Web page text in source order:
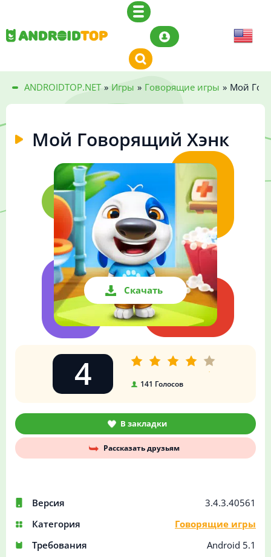
ANDROIDTOP.NET » Игры » Говорящие игры » Мой
Мой Говорящий Хэнк
Скачать
Версия
3.4.3.40561
Категория
Говорящие игры
Требования
Android 5.1
4 141 Голосов
В закладки
Рассказать друзьям